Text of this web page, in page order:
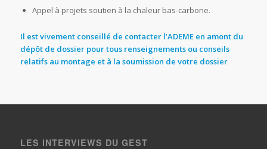
Appel à projets soutien à la chaleur bas-carbone.
Il est vivement conseillé de contacter l’ADEMEen amont du
dépôt de dossier pour tous renseignements ou conseils
relatifs au montage et à la soumission de votre dossier
LES INTERVIEWS DU GEST